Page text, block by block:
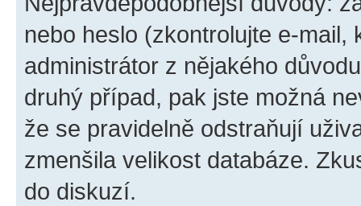
nebo heslo (zkontrolujte e-
administrátor z nějakého
druhý případ, pak jste možná
že se pravidelně odstraňují
zmenšila velikost databáze.
do diskuzí.